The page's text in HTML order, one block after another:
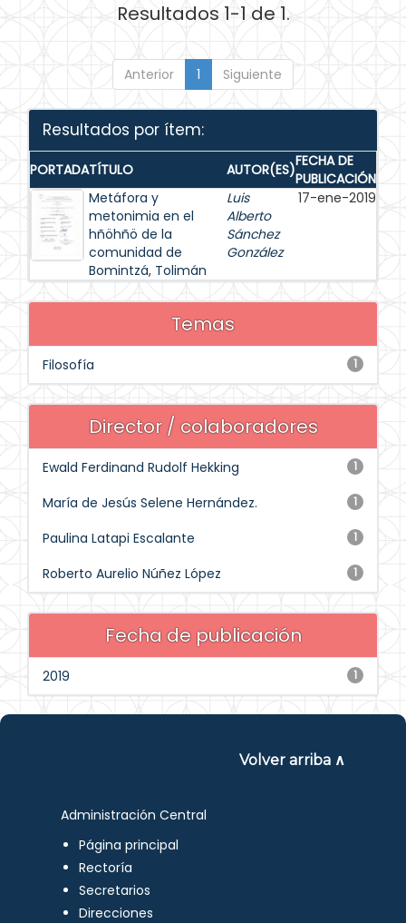
Resultados 1-1 de 1.
Anterior 1 Siguiente
Resultados por ítem:
PORTADATÍTULO AUTOR(ES)FECHA DE
PUBLICACIÓN
Metáfora y
metonimia en el
hñöhñö de la
comunidad de
Bomintzá, Tolimán
Luis
Alberto
Sánchez
González
17-ene-2019
Temas
1
Filosofía
Director / colaboradores
1
Ewald Ferdinand Rudolf Hekking
1
María de Jesús Selene Hernández.
1
Paulina Latapi Escalante
1
Roberto Aurelio Núñez López
Fecha de publicación
1
2019
Volver arriba ∧
Administración Central
Página principal
Rectoría
Secretarios
Direcciones